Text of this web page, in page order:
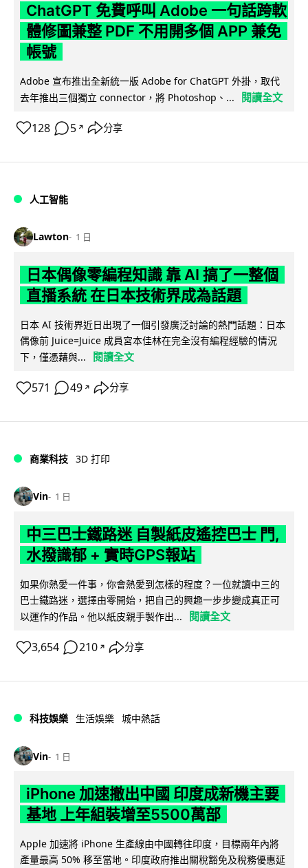
ChatGPT 免費呼叫 Adobe 一句話跨軟
體修圖兼整 PDF 不用開多個 APP 兼免
帳號
Adobe 宣布推出全新統一版 Adobe for ChatGPT 外掛，取代
去年推出三個獨立 connector，將 Photoshop、...
閱讀全文
128 5 ↗ 分享
人工智能
Lawton 1 日
日本偶像零編程知識 靠 AI 搞了一整個
直播系統 在日本技術界成為話題
日本 AI 技術界近日出現了一個引發廣泛討論的熱門話題：日本
偶像前 Juice=Juice 成員宮本佳林在完全沒有編程經驗的情況
下，僅憑藉與...
閱讀全文
571 49 ↗ 分享
商業科技 3D 打印
Vin 1 日
中三巴士鐵路迷 自製紙皮遙控巴士 門,
水撥識郁 + 實時GPS報站
如果你熱愛一件事，你會熱愛到怎樣的程度？一位就讀中三的
巴士鐵路迷，選擇由零開始，把自己的興趣一步步變成真正可
以運作的作品。他以紙皮親手製作出...
閱讀全文
3,654 210 ↗ 分享
科技娛樂 生活娛樂 城中熱話
Vin 1 日
iPhone 加速撤出中國 印度成新機主要
基地 上年組裝增至5500萬部
Apple 加速將 iPhone 生產線由中國轉往印度，目標兩年內將
產量最高 50% 移至當地。印度政府推出關稅豁免及稅務優惠延